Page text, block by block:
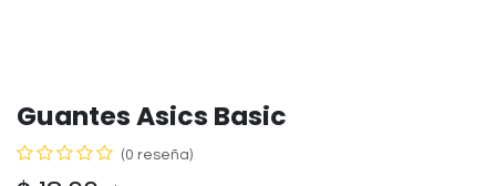
Guantes Asics Basic
(0 reseña)